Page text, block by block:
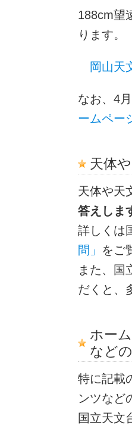
188cm望
ります。
岡山天
なお、4
ームペー
天体
天体や天
答えしま
詳しくは
問」 をご
また、国
だくと、
ホー
など
特に記載
ンツなど
国立天文